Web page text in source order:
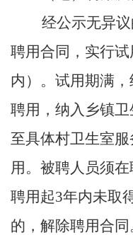
经公示无异
聘用合同，实行
内）。试用期满
聘用，纳入乡镇
至具体村卫生室
用。被聘人员须
聘用起3年内未取
的，解除聘用合同